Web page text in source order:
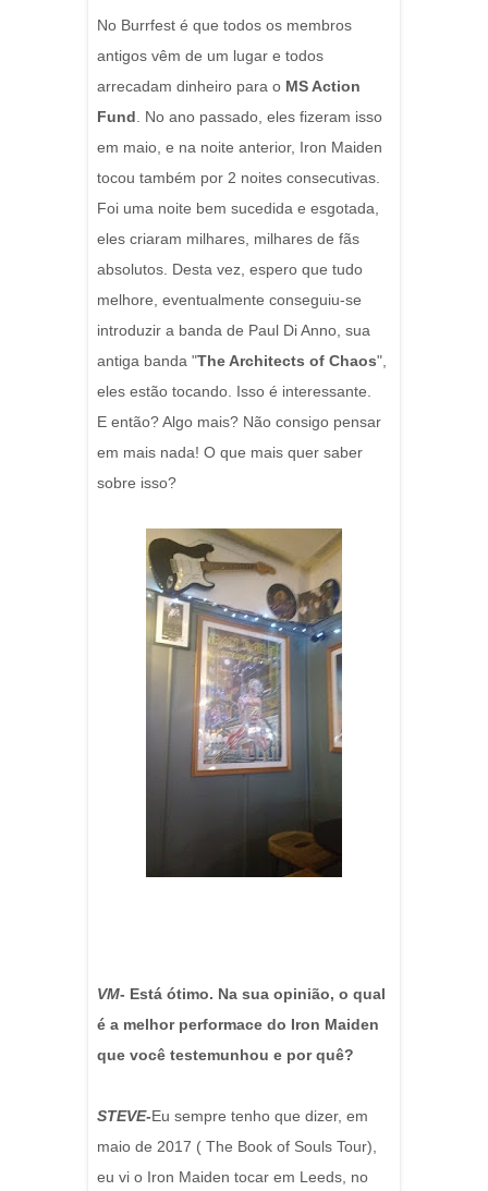
No Burrfest é que todos os membros
antigos vêm de um lugar e todos
arrecadam dinheiro para o MS Action
Fund. No ano passado, eles fizeram isso
em maio, e na noite anterior, Iron Maiden
tocou também por 2 noites consecutivas.
Foi uma noite bem sucedida e esgotada,
eles criaram milhares, milhares de fãs
absolutos. Desta vez, espero que tudo
melhore, eventualmente conseguiu-se
introduzir a banda de Paul Di Anno, sua
antiga banda "The Architects of Chaos",
eles estão tocando. Isso é interessante.
E então? Algo mais? Não consigo pensar
em mais nada! O que mais quer saber
sobre isso?
VM- Está ótimo. Na sua opinião, o qual
é a melhor performace do Iron Maiden
que você testemunhou e por quê?
STEVE-Eu sempre tenho que dizer, em
maio de 2017 ( The Book of Souls Tour),
eu vi o Iron Maiden tocar em Leeds, no